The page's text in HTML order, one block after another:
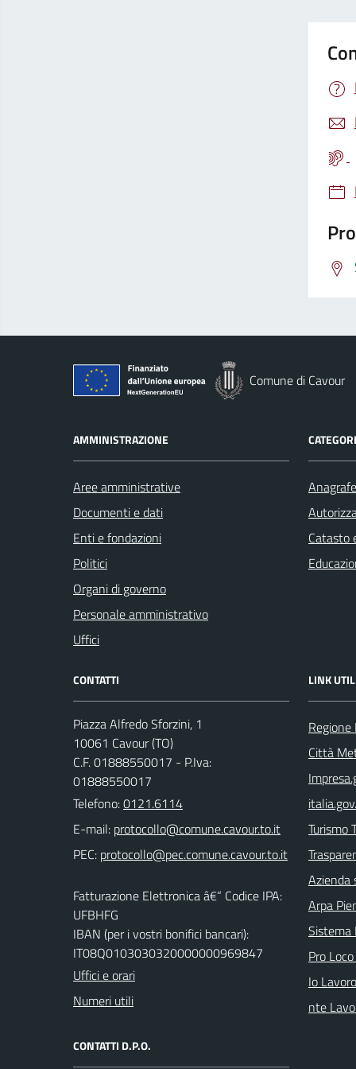
Comune di Cavour
AMMINISTRAZIONE
Aree amministrative
Documenti e dati
Enti e fondazioni
Politici
Organi di governo
Personale amministrativo
Uffici
Catasto
CONTATTI
Piazza Alfredo Sforzini, 1
10061 Cavour (TO)
C.F. 01888550017 - P.Iva:
01888550017
Telefono:0121.6114
E-mail:
PEC:
Fatturazione Elettronica â€“ Codice IPA:
UFBHFG
IBAN (per i vostri bonifici bancari):
IT08Q0103030320000000969847
Uffici e orari
Numeri utili
CONTATTI D.P.O.
LINK
Città
Turismo
Azienda
Arpa
Sistema
Pro
Io
nte